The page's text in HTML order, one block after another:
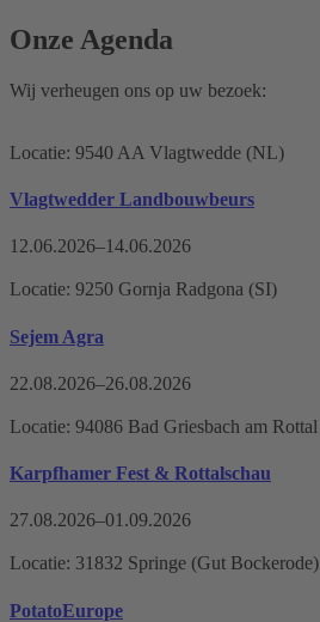
Onze Agenda
Wij verheugen ons op uw bezoek:
Locatie: 9540 AA Vlagtwedde (NL)
Vlagtwedder Landbouwbeurs
12.06.2026–14.06.2026
Locatie: 9250 Gornja Radgona (SI)
Sejem Agra
22.08.2026–26.08.2026
Locatie: 94086 Bad Griesbach am Rottal
Karpfhamer Fest & Rottalschau
27.08.2026–01.09.2026
Locatie: 31832 Springe (Gut Bockerode)
PotatoEurope